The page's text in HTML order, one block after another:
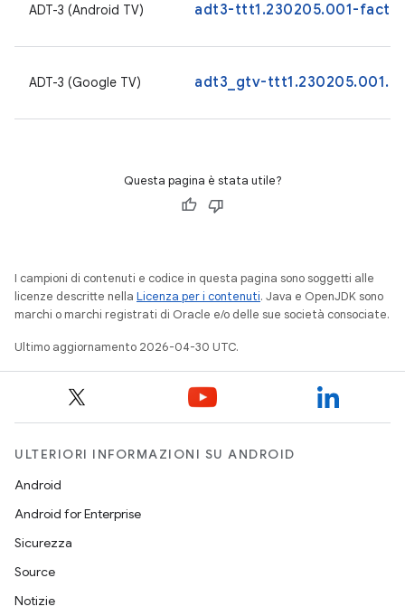
ADT-3 (Android TV) adt3-ttt1.230205.001-
ADT-3 (Google TV) adt3_gtv-
Questa pagina è stata utile?
I campioni di contenuti e codice in questa pagina sono soggetti alle
licenze descritte nella Licenza per i contenuti. Java e OpenJDK sono
marchi o marchi registrati di Oracle e/o delle sue società consociate.
Ultimo aggiornamento 2026-04-30 UTC.
ULTERIORI INFORMAZIONI SU ANDROID
Android
Android for Enterprise
Sicurezza
Source
Notizie